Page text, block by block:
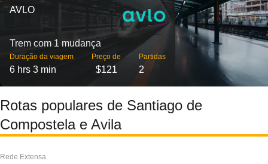
AVLO
Trem com 1 mudança
Duração da viagem
6 hrs 3 min
Preço de
$121
Partidas
2
Rotas populares de Santiago de
Compostela e Avila
Rede Extensa